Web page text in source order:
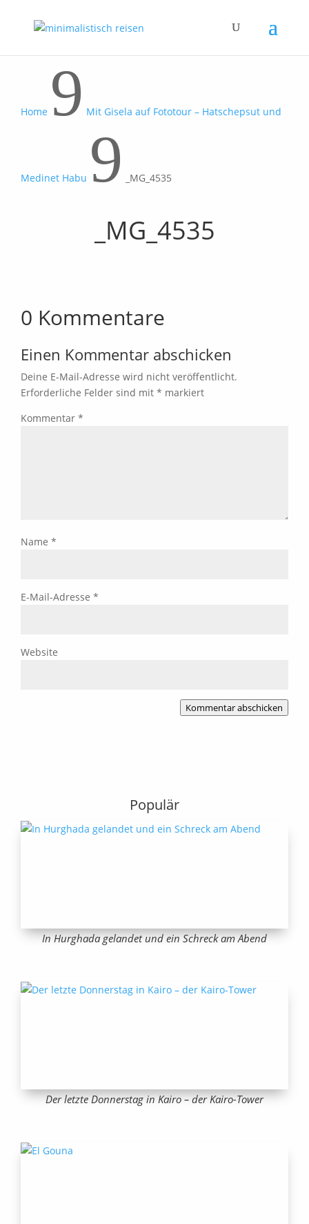
Home 9 Mit Gisela auf Fototour – Hatschepsut und
Medinet Habu 9 _MG_4535
_MG_4535
0 Kommentare
Einen Kommentar abschicken
Deine E-Mail-Adresse wird nicht veröffentlicht.
Erforderliche Felder sind mit * markiert
Kommentar *
Name *
E-Mail-Adresse *
Website
Kommentar abschicken
Populär
In Hurghada gelandet und ein Schreck am Abend
Der letzte Donnerstag in Kairo – der Kairo-Tower